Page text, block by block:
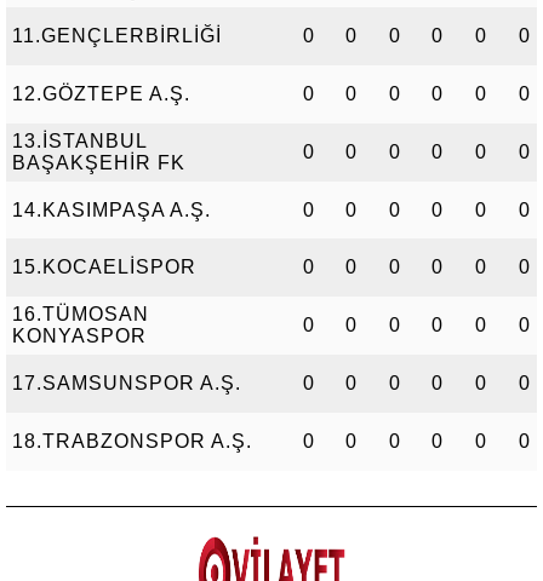
11.GENÇLERBİRLİĞİ 0 0 0 0 0 0
12.GÖZTEPE A.Ş. 0 0 0 0 0 0
13.İSTANBUL
BAŞAKŞEHİR FK
0 0 0 0 0 0
14.KASIMPAŞA A.Ş. 0 0 0 0 0 0
15.KOCAELİSPOR 0 0 0 0 0 0
16.TÜMOSAN
KONYASPOR
0 0 0 0 0 0
17.SAMSUNSPOR A.Ş. 0 0 0 0 0 0
18.TRABZONSPOR A.Ş. 0 0 0 0 0 0